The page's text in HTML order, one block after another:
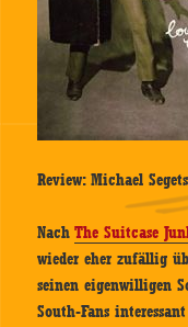
Review: Michael Segets
NachThe Suitcase
wieder eher zufällig
seinen eigenwilligen
South-Fans